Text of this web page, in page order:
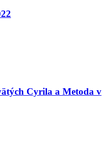
Cyrila a Metoda v